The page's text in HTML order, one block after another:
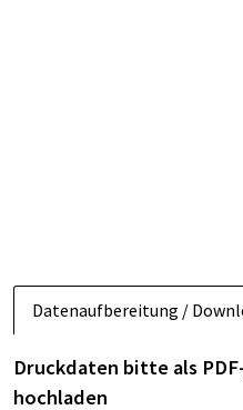
Datenaufbereitung /
Druckdaten bitte als
hochladen